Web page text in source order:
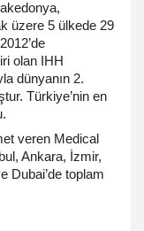
üzere 5 ülkede 29
olan IHH
dünyanın 2.
Türkiye’nin en
veren Medical
Ankara, İzmir,
Dubai’de toplam